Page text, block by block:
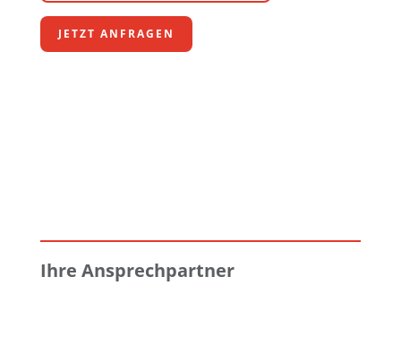
JETZT ANFRAGEN
Ihre Ansprechpartner